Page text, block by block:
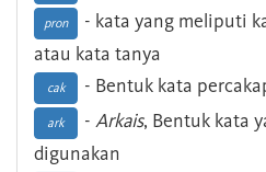
pron
- kata yang meliputi
atau kata tanya
cak - Bentuk kata
ark - Arkais, Bentuk kata
digunakan